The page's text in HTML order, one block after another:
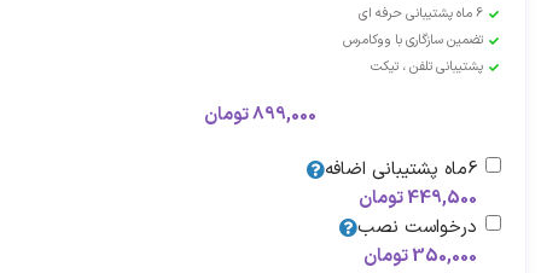
6 ماه پشتیبانی حرفه ای
تضمین سازگاری با ووکامرس
پشتیبانی تلفن ، تیکت
899,000تومان
6ماه پشتیبانی اضافه
449,500تومان
درخواست نصب
350,000تومان